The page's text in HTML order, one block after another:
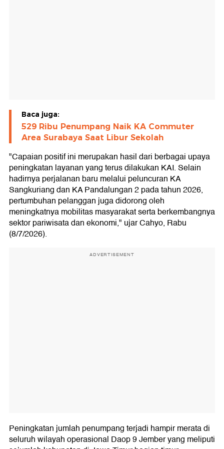
Baca juga:
529 Ribu Penumpang Naik KA Commuter
Area Surabaya Saat Libur Sekolah
"Capaian positif ini merupakan hasil dari berbagai upaya
peningkatan layanan yang terus dilakukan KAI. Selain
hadirnya perjalanan baru melalui peluncuran KA
Sangkuriang dan KA Pandalungan 2 pada tahun 2026,
pertumbuhan pelanggan juga didorong oleh
meningkatnya mobilitas masyarakat serta berkembangnya
sektor pariwisata dan ekonomi," ujar Cahyo, Rabu
(8/7/2026).
ADVERTISEMENT
Peningkatan jumlah penumpang terjadi hampir merata di
seluruh wilayah operasional Daop 9 Jember yang meliputi